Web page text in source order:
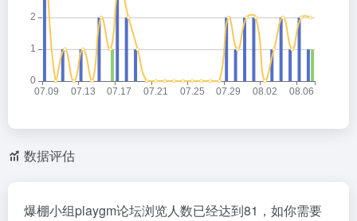
数据评估
爆棚小组playgm论坛浏览人数已经达到81，如你需要